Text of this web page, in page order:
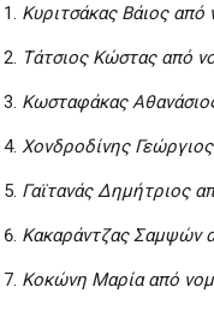
Κυριτσάκας Βάιος
Τάτσιος Κώστας από
Κωσταφάκας
Χονδροδίνης
Γαϊτανάς Δημήτριος
Κακαράντζας Σαμψών
Κοκώνη Μαρία από